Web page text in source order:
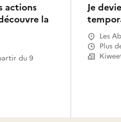
actions
la
Je
Les
Le
Plus